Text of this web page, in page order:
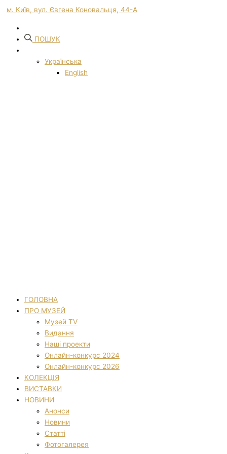
м. Київ, вул. Євгена Коновальця, 44-А
ПОШУК
Українська
English
ГОЛОВНА
ПРО МУЗЕЙ
Музей TV
Видання
Наші проекти
Онлайн-конкурс 2024
Онлайн-конкурс 2026
КОЛЕКЦІЯ
ВИСТАВКИ
НОВИНИ
Анонси
Новини
Статті
Фотогалерея